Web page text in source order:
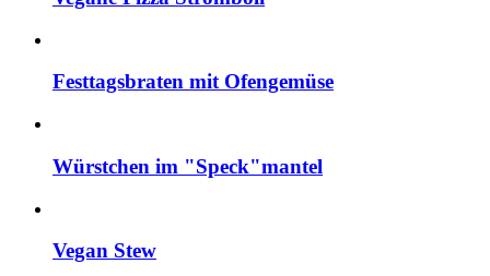
Festtagsbraten mit Ofengemüse
Würstchen im "Speck"mantel
Vegan Stew